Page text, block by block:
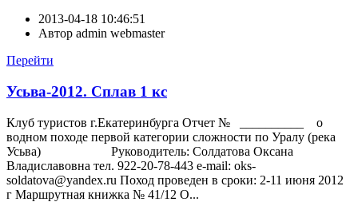
2013-04-18 10:46:51
Автор admin webmaster
Перейти
Усьва-2012. Сплав 1 кс
Клуб туристов г.Екатеринбурга Отчет № __________ о
водном походе первой категории сложности по Уралу (река
Усьва) Руководитель: Солдатова Оксана
Владиславовна тел. 922-20-78-443 e-mail: oks-
soldatova@yandex.ru Поход проведен в сроки: 2-11 июня 2012
г Маршрутная книжка № 41/12 О...